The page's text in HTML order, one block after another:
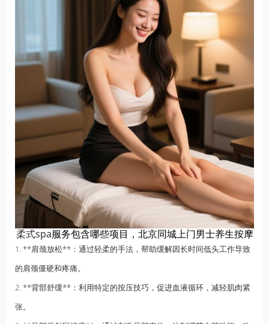
柔式spa服务包含哪些项目，北京同城上门男士养生按摩
1. **肩颈放松**：通过轻柔的手法，帮助缓解因长时间低头工作导致
的肩颈僵硬和疼痛。
2. **背部舒缓**：利用特定的按压技巧，促进血液循环，减轻肌肉紧
张。